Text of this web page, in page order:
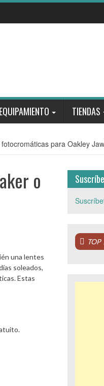
EQUIPAMIENTO TIENDAS
para Oakley
o
una lentes
soleados,
Estas